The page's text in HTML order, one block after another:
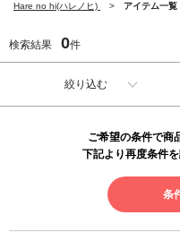
Hare no hi(ハレノヒ)
アイテム一覧
検索結果 0件
絞り込む
ご希望の条件で商
下記より再度条件
条